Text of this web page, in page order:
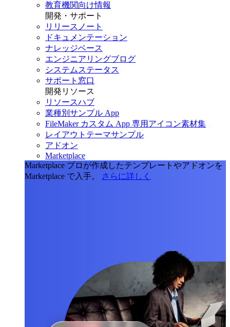
教育機関向け情報
開発・サポート
リリースノート
ドキュメンテーション
ナレッジベース
エンジニアリングブログ
システムステータス
サポート窓口
開発リソース
リソースハブ
業種別サンプル App
FileMaker カスタム App 専用アイコン素材集
レイアウトテーマサンプル
アドオン
Marketplace
Marketplace プロが作成したテンプレートやアドオンを
Marketplace で入手。
さらに詳しく